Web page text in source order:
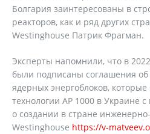
Болгария заинтересованы в
реакторов, как и ряд других
Westinghouse Патрик Фрагман.
Эксперты напомнили, что в
были подписаны соглашения об
ядерных энергоблоков, которые
технологии AP 1000 в Украине
о создании в стране
Westinghouse https://v-